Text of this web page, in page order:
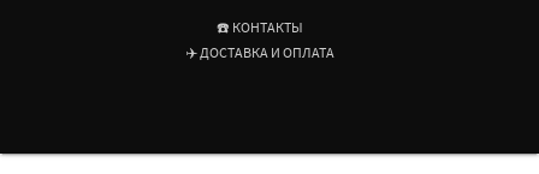
☎️ КОНТАКТЫ
✈️ ДОСТАВКА И ОПЛАТА